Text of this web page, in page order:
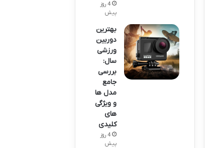
4 روز
پیش
بهترین
دوربین
ورزشی
سال:
بررسی
جامع
مدل ها
و ویژگی
های
کلیدی
4 روز
پیش